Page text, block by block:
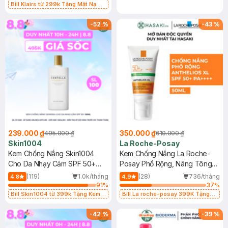
Bill Klairs từ 299k Tặng Mặt Nạ
25ml (SL Có Hạn)
-52%
239.000 ₫495.000 ₫
Skin1004
Kem Chống Nắng Skin1004
Cho Da Nhạy Cảm SPF 50+
50ml
4.8 (119)
1.0k/tháng
91%
Bill Skin1004 từ 399k Tặng Kem
SPF 50+ 20ml (SL Có Hạn)
-43 %
350.000 ₫610.000 ₫
La Roche-Posay
Kem Chống Nắng La Roche-
Posay Phổ Rộng, Nâng Tông
Kiềm Dầu 50ml
4.9 (28)
736/tháng
37%
Bill La roche-posay 399K Tặng
(SL có hạn)
-42% -39 %